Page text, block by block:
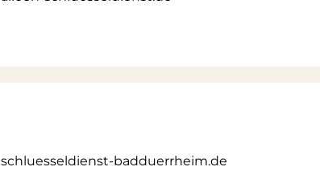
schluesseldienst-badduerrheim.de